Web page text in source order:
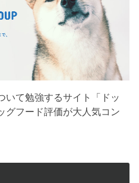
いて勉強するサイト「ドッ
グフード評価が大人気コン